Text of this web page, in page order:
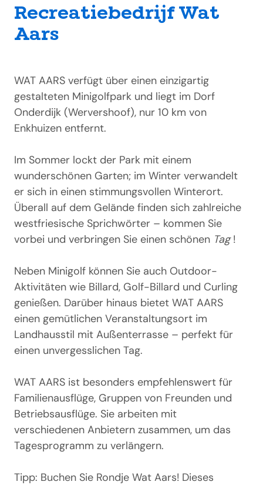
Recreatiebedrijf Wat
Aars
WAT AARS verfügt über einen einzigartig
gestalteten Minigolfpark und liegt im Dorf
Onderdijk (Wervershoof), nur 10 km von
Enkhuizen entfernt.
Im Sommer lockt der Park mit einem
wunderschönen Garten; im Winter verwandelt
er sich in einen stimmungsvollen Winterort.
Überall auf dem Gelände finden sich zahlreiche
westfriesische Sprichwörter – kommen Sie
vorbei und verbringen Sie einen schönen Tag !
Neben Minigolf können Sie auch Outdoor-
Aktivitäten wie Billard, Golf-Billard und Curling
genießen. Darüber hinaus bietet WAT AARS
einen gemütlichen Veranstaltungsort im
Landhausstil mit Außenterrasse – perfekt für
einen unvergesslichen Tag.
WAT AARS ist besonders empfehlenswert für
Familienausflüge, Gruppen von Freunden und
Betriebsausflüge. Sie arbeiten mit
verschiedenen Anbietern zusammen, um das
Tagesprogramm zu verlängern.
Tipp: Buchen Sie Rondje Wat Aars! Dieses